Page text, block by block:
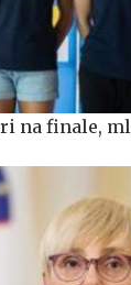
na finale,